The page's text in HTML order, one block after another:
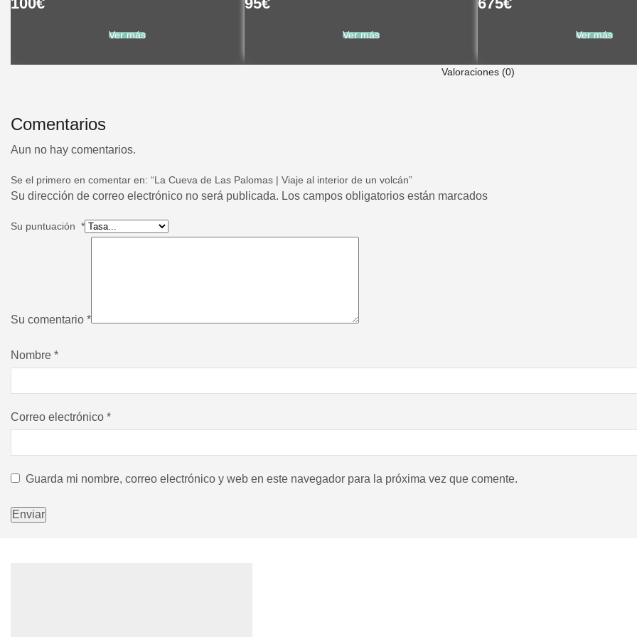
Ver más Ver más Ver más
Valoraciones (0)
Comentarios
Aun no hay comentarios.
Se el primero en comentar en: “La Cueva de Las Palomas | Viaje al interior de un volcán”
Su dirección de correo electrónico no será publicada. Los campos obligatorios están marcados
Su puntuación *
Su comentario *
Nombre *
Correo electrónico *
Guarda mi nombre, correo electrónico y web en este navegador para la próxima vez que comente.